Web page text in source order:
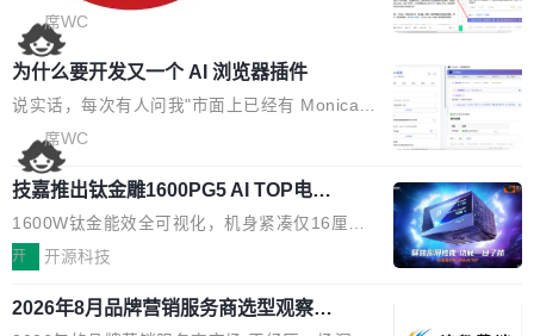
系统。 勾股OA6.0.2版本主要是对勾股OA 6第
一个大版本发布的部分功能细节优化和bug问题
修复的版本，具体更新日志如下： 1、补全新版
本的各个审批类型的审批单导出 2、优化各个审
惑——该信谁、看什么、怎么选。 据易观分析
《中国GEO市场产业图谱》数据,2026年中国GE
O行业规模预计达942亿元,同比增长169.7%。G
artner同期预测,传统搜索引擎访问量年内将下滑
25%,AI载体流量占比突破40%;埃森哲2025年中
国消费者调研则指出,37%的用户在有明确购买需
求时倾向于先问AI。几组数据指向一致:GEO已
从营销"加分项"变成品牌在AI时...
猜大多数人的流程是：选中单词 → Ctrl+C → 切
到翻译标签页 → Ctrl+V → 看翻译 → 切回原
文。遇到不懂的代码片段，再切到 ChatGPT 问
一下。来回切换几次，思路早断了。 今天介绍的
开源 Chrome 扩展 AI Helper，有一个划词浮动
工具栏功能，能让你在任意网页选中文本就直接
用 AI，完全不用切换标签页。 划词工具栏是什
么 安装 AI Helper 后，在任意网页选中文本，选
区旁边会自动浮现一个工具栏： 工具 功能 典型
场景 AI 搜索 联网搜索相关信息 看到陌生概念，
想快速了解背景 解释 让 AI 解释选中文本 读到
费解...
席WC
为什么要开发又一个 AI 浏览器插件
说实话，每次有人问我"市面上已经有 Monica、
Sider、Copilot for Chrome 这些 AI 浏览器插件
了，你为什么还要再做一个"，我都觉得这个问题
问得好。 因为我自己也是从用户变成开发者的。
现有产品的天花板 我用过不少 AI 浏览器插件。
刚开始觉得都挺好——选中一段文字，弹出解
要。但用久了你会发现，它们本质上都是同一类
席WC
技嘉推出钛金雕1600PG5 AI TOP电
源：为发烧级主机与本地AI算力打造旗
舰供电方案
1600W钛金能效全可视化，机身紧凑仅16厘米
继2026台北电脑展首度亮相后，技嘉科技近日正
电源专为发烧级DIY主机与本地AI算力平台打
开 开源科技
2026年8月品牌营销服务商选型观察：